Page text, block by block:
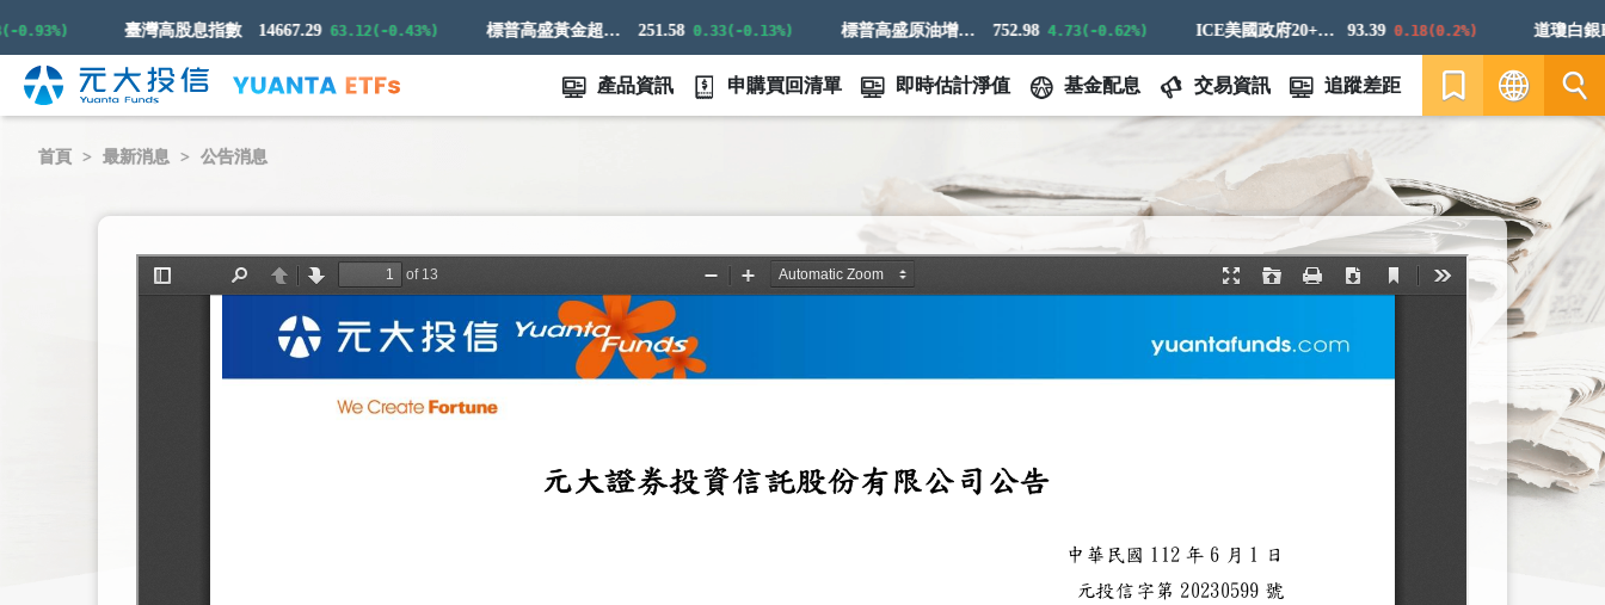
臺灣高股息指數 14667.29 63.12(-0.43%) 標普高盛黃金超額回報指數 251.58 0.33(-0.13%) 標普高盛原油增強超額回報指數 752.98 4.73(-0.62%) ICE美國政府20+年期債券指數 93.39 0.18(0.2%) 道瓊白銀ER
產品資訊 申購買回清單 即時估計淨值 基金配息 交易資訊 追蹤差距
EN
首頁 最新消息 公告消息